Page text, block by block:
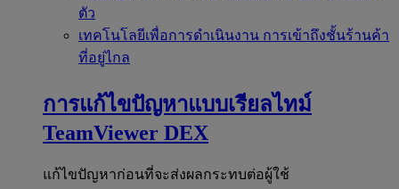
ตัว
เทคโนโลยีเพื่อการดำเนินงาน การเข้าถึงชั้นร้านค้า
ที่อยู่ไกล
การแก้ไขปัญหาแบบเรียลไทม์
TeamViewer DEX
แก้ไขปัญหาก่อนที่จะส่งผลกระทบต่อผู้ใช้